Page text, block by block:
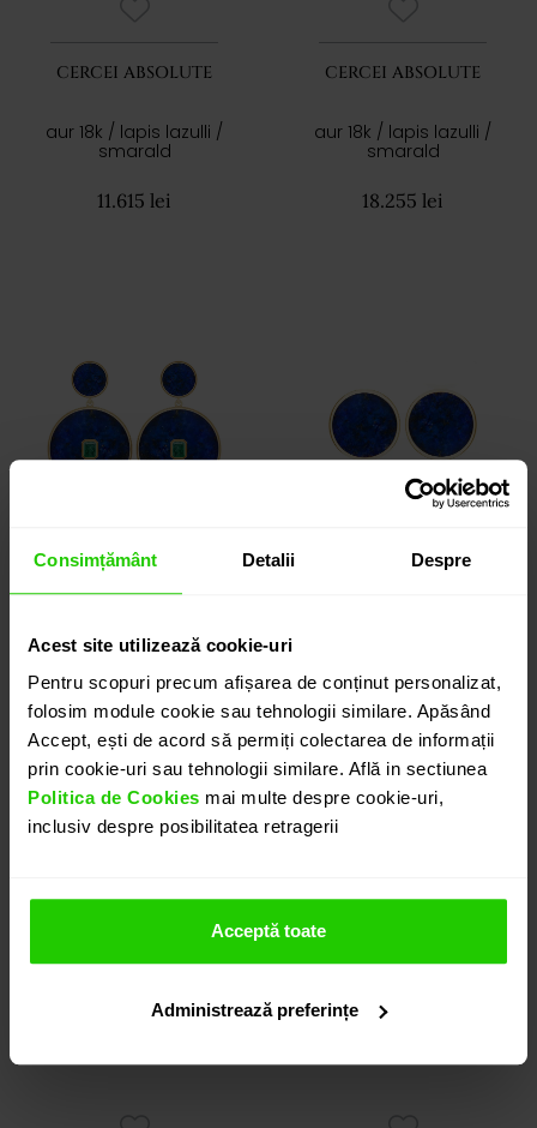
Consimțământ Detalii Despre
Acest site utilizează cookie-uri
Pentru scopuri precum afișarea de conținut personalizat,
folosim module cookie sau tehnologii similare. Apăsând
Accept, ești de acord să permiți colectarea de informații
prin cookie-uri sau tehnologii similare. Află in sectiunea
Politica de Cookies mai multe despre cookie-uri,
inclusiv despre posibilitatea retragerii
Acceptă toate
Administrează preferințe
CERCEI ABSOLUTE
aur 18k / lapis lazulli /
smarald
11.615 lei
CERCEI ABSOLUTE
aur 18k / lapis lazulli /
smarald
18.255 lei
CERCEI ABSOLUTE
aur 18k / lapis lazulli /
smarald
17.530 lei
aur 18k / lapis lazulli
5.115 lei